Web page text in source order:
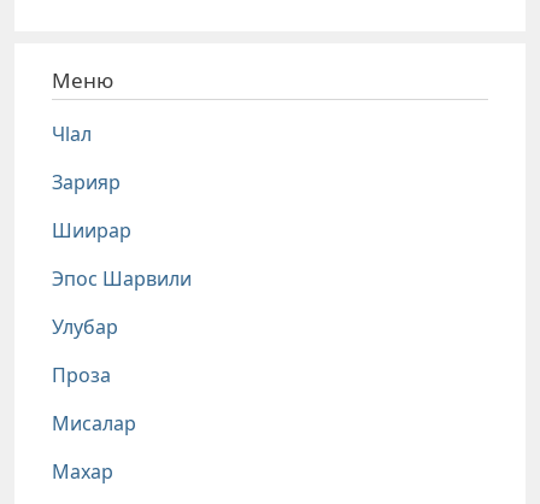
Меню
Чlал
Зарияр
Шиирар
Эпос Шарвили
Улубар
Проза
Мисалар
Махар